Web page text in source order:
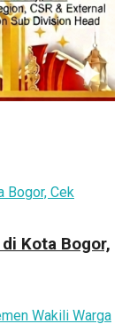
Kota Bogor,